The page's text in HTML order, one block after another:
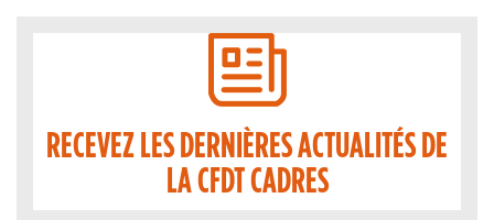
RECEVEZ LES DERNIÈRES ACTUALITÉS DE
LA CFDT CADRES